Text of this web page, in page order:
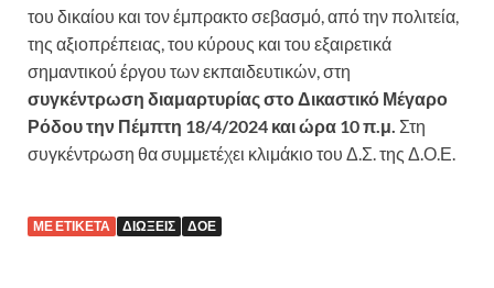
του δικαίου και τον έμπρακτο σεβασμό, από την πολιτεία,
της αξιοπρέπειας, του κύρους και του εξαιρετικά
σημαντικού έργου των εκπαιδευτικών, στη
συγκέντρωση διαμαρτυρίας στο Δικαστικό Μέγαρο
Ρόδου την Πέμπτη 18/4/2024 και ώρα 10 π.μ. Στη
συγκέντρωση θα συμμετέχει κλιμάκιο του Δ.Σ. της Δ.Ο.Ε.
ΜΕ ΕΤΙΚΈΤΑ ΔΙΏΞΕΙΣ ΔΟΕ